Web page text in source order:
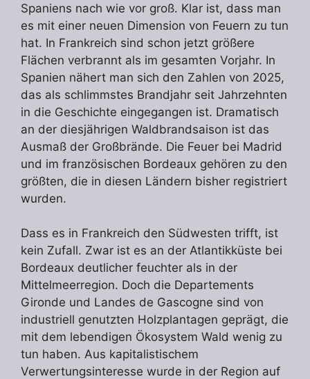
Spaniens nach wie vor groß. Klar ist, dass man
es mit einer neuen Dimension von Feuern zu tun
hat. In Frankreich sind schon jetzt größere
Flächen verbrannt als im gesamten Vorjahr. In
Spanien nähert man sich den Zahlen von 2025,
das als schlimmstes Brandjahr seit Jahrzehnten
in die Geschichte eingegangen ist. Dramatisch
an der diesjährigen Waldbrandsaison ist das
Ausmaß der Großbrände. Die Feuer bei Madrid
und im französischen Bordeaux gehören zu den
größten, die in diesen Ländern bisher registriert
wurden.
Dass es in Frankreich den Südwesten trifft, ist
kein Zufall. Zwar ist es an der Atlantikküste bei
Bordeaux deutlicher feuchter als in der
Mittelmeerregion. Doch die Departements
Gironde und Landes de Gascogne sind von
industriell genutzten Holzplantagen geprägt, die
mit dem lebendigen Ökosystem Wald wenig zu
tun haben. Aus kapitalistischem
Verwertungsinteresse wurde in der Region auf